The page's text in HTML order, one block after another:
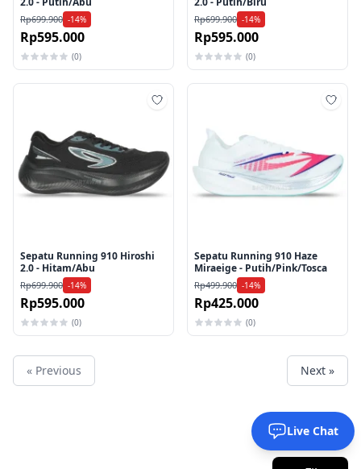
Rp699.900 -14%
Rp595.000
(0)
Rp699.900 -14%
Rp595.000
(0)
Sepatu Running 910 Hiroshi
2.0 - Hitam/Abu
Rp699.900 -14%
Rp595.000
(0)
Sepatu Running 910 Haze
Miraeige - Putih/Pink/Tosca
Rp499.900 -14%
Rp425.000
(0)
« Previous Next »
Live Chat